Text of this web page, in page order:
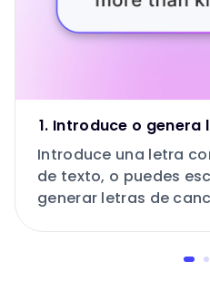
1. Introduce o
Introduce una letra
de texto, o puedes
generar letras de